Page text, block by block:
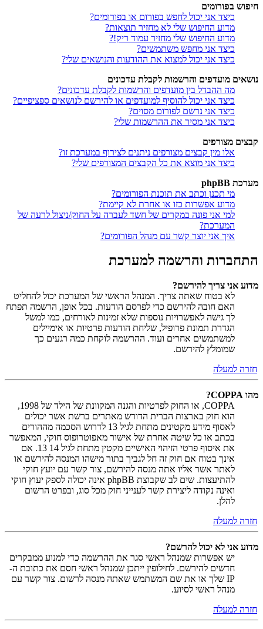
חיפוש בפורומים
כיצד אני יכול לחפש בפורום או בפורומים?
מדוע החיפוש שלי לא מחזיר תוצאות?
מדוע החיפוש שלי מחזיר עמוד ריק!?
כיצד אני מחפש משתמשים?
כיצד אני יכול למצוא את ההודעות והנושאים שלי?
נושאים מועדפים והרשמות לקבלת עדכונים
מה ההבדל בין מועדפים והרשמות לקבלת עדכונים?
כיצד אני יכול להוסיף למועדפים או להירשם לנושאים ספציפיים?
כיצד אני נרשם לפורום מסוים?
כיצד אני מסיר את ההרשמות שלי?
קבצים מצורפים
אלו מין קבצים מצורפים ניתנים לצירוף במערכת זו?
כיצד אני מוצא את כל הקבצים המצורפים שלי?
מערכת phpBB
מי תכנן וכתב את תוכנת הפורומים?
מדוע אפשרות כזו או אחרת לא קיימת?
למי אני פונה במקרים של חשד לעברה על החוק/ניצול לרעה של
המערכת?
איך אני יוצר קשר עם מנהל הפורומים?
התחברות והרשמה למערכת
מדוע אני צריך להירשם?
לא בטוח שאתה צריך. המנהל הראשי של המערכת יכול להחליט
האם חובה להירשם כדי לפרסם הודעות. בכל אופן, הרשמה תפתח
לך גישה לאפשרויות נוספות שלא זמינות לאורחים, כמו למשל
הגדרת תמונת פרופיל, שליחת הודעות פרטיות או אימיילים
למשתמשים אחרים ועוד. ההרשמה לוקחת כמה רגעים כך
שמומלץ להירשם.
חזרה למעלה
מהו COPPA?
COPPA, או החוק לפרטיות והגנה המקוונת של הילד של 1998,
הוא חוק בארצות הברית הדורש מאתרים ברשת אשר יכולים
לאסוף מידע מקטינים מתחת לגיל 13 לדרוש הסכמה מההורים
בכתב או כל שיטה אחרת של אישור מאפוטרופוס חוקי, המאפשר
את איסוף פרטי הזיהוי האישיים מקטין מתחת לגיל 14 13. אם
אינך בטוח אם חוק זה חל לגביך בתור מישהו המנסה להירשם או
לאתר אשר אליו אתה מנסה להירשם, צור קשר עם יועץ חוקי
להתיעצות. שים לב שקבוצת phpBB אינה יכולה לספק יעוץ חוקי
ואינה נקודה ליצירת קשר לענייני חוק מכל סוג, ובפרט הרשום
להלן.
חזרה למעלה
מדוע אני לא יכול להרשם?
יש אפשרות שמנהל ראשי סגר את ההרשמה כדי למנוע ממבקרים
חדשים להירשם. לחילופין ייתכן שמנהל ראשי חסם את כתובת ה-
IP שלך או את שם המשתמש שאתה מנסה לרשום. צור קשר עם
מנהל ראשי לסיוע.
חזרה למעלה